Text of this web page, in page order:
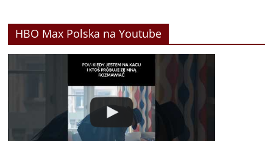
HBO Max Polska na Youtube